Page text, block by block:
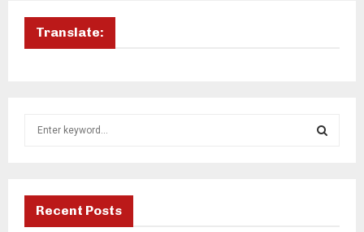
Translate:
f
Recent Posts